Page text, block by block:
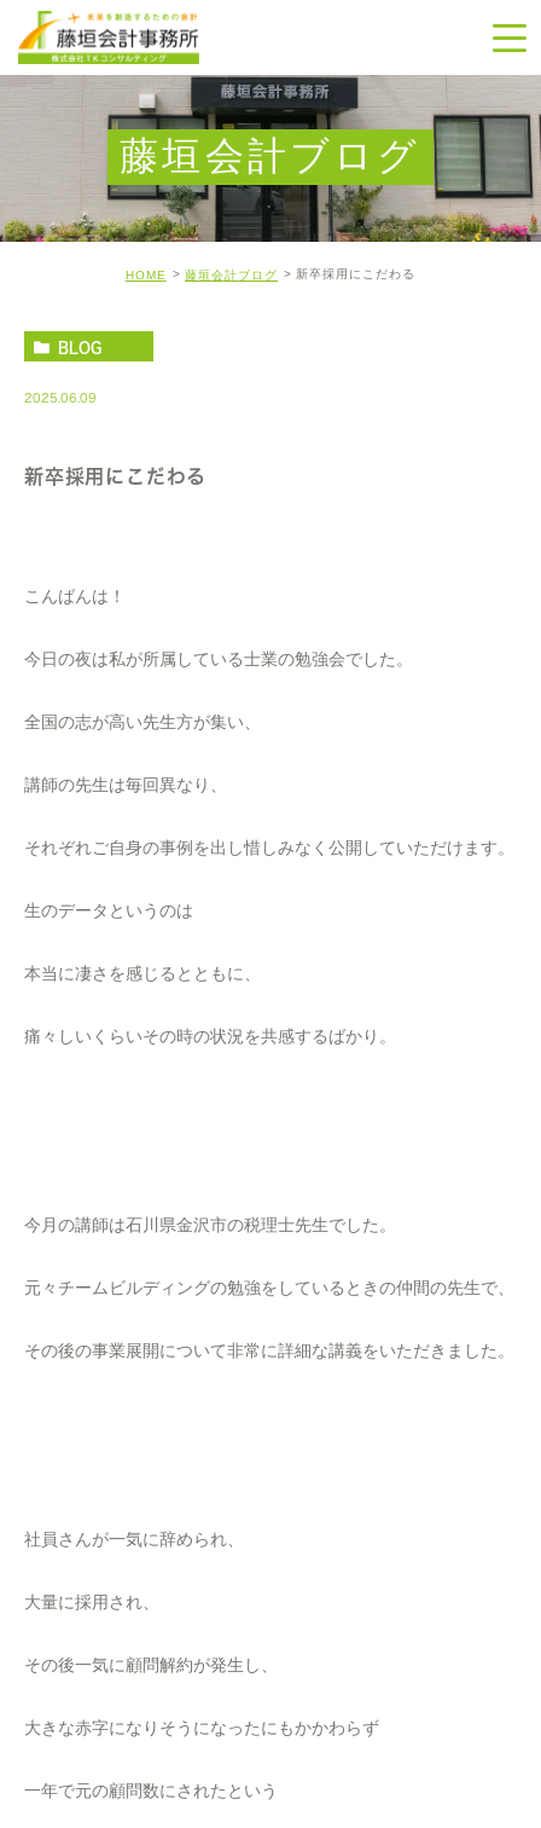
藤垣会計ブログ
HOME 藤垣会計ブログ 新卒採用にこだわる
BLOG
2025.06.09
新卒採用にこだわる
こんばんは！
今日の夜は私が所属している士業の勉強会でした。
全国の志が高い先生方が集い、
講師の先生は毎回異なり、
それぞれご自身の事例を出し惜しみなく公開していただけます。
生のデータというのは
本当に凄さを感じるとともに、
痛々しいくらいその時の状況を共感するばかり。
今月の講師は石川県金沢市の税理士先生でした。
元々チームビルディングの勉強をしているときの仲間の先生で、
その後の事業展開について非常に詳細な講義をいただきました。
社員さんが一気に辞められ、
大量に採用され、
その後一気に顧問解約が発生し、
大きな赤字になりそうになったにもかかわらず
一年で元の顧問数にされたという